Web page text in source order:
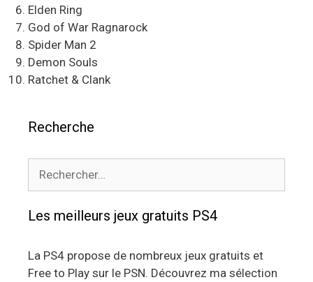
Elden Ring
God of War Ragnarock
Spider Man 2
Demon Souls
Ratchet & Clank
Recherche
Les meilleurs jeux gratuits PS4
La PS4 propose de nombreux jeux gratuits et
Free to Play sur le PSN. Découvrez ma sélection